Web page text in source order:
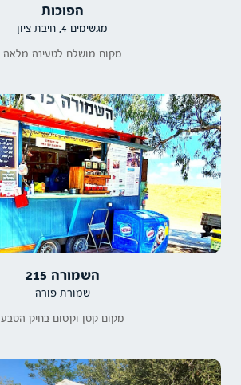
הפוכות
מגשימים 4, חיבת ציון
מקום מושלם לטעינה מלאה
השמורה 215
שמורת פורה
מקום קטן וקסום בחיק הטבע